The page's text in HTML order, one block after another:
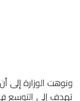
ونوهت الوزارة
تهدف إلى التوسع